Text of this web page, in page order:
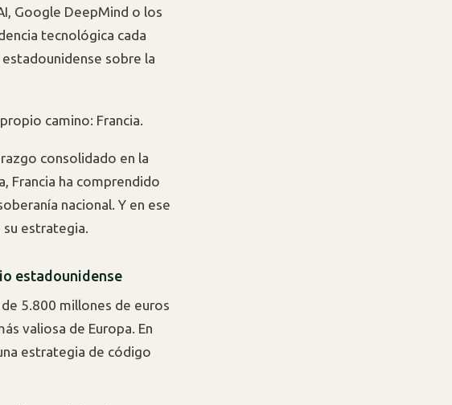
Google DeepMind o los
tecnológica cada
sobre la
camino: Francia.
consolidado en la
Francia ha comprendido
nacional. Y en ese
estrategia.
estadounidense
5.800 millones de euros
valiosa de Europa. En
estrategia de código